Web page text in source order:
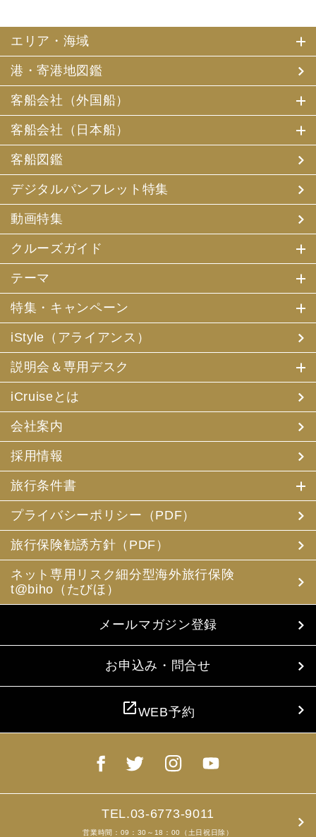
います。）は、お客様がご旅行の申込みの際にお申出いた
だいた個人情報についてお客様との連絡のために利用させ
ていただくほか、お客様がお申込みいただいた旅行におい
て運送・宿泊機関等（主要な運送・宿泊機関等について契
約書面に記載されています）の提供する旅行サービスの手
配及びそれらのサービスの受領のための手続、また旅行代
きます。
その他、当社は、
(1) 当社及び当社の提携する企業の商品やサービス、キャ
ンペーンのご案内
(2) 旅行参加後のご意見やご感想の提供のお願い
(3) アンケートのお願い
(4) 特典サービスの提供
(5) 統計資料の作成
にお客様の個人情報を利用させていただくことがありま
す。
個人情報について、本人確認、本人との連絡その他、採
す。
3. お客様個人情報の第三者への提供
(1) 当社は、お申込みいただいた旅行サービスの手配及び
それらのサービスの受領のための手続に必要な範囲内、ま
保険の手続き上必要な範囲内で、それら運送・宿泊機関、
保険会社等に対し、お客様の氏名、性別、年齢、住所、電
話番号またはメールアドレス、パスポート番号、クレジッ
トカード番号を電磁的方法等で送付することにより提供い
(2) 当社は、旅行先でのお客様のお買い物等の便宜のた
め、当社の保有するお客様の個人データを土産物店に提供
することがあります。この場合、お客様の氏名、パスポー
ト番号及び搭乗される航空便名等に係る個人データを、予
め電磁的方法等で送付することによって提供いたします。
お客様の旅行中の連絡先の方の個人情報をお伺いすること
があります。この個人情報は、お客様に疾病等があった場
合で連絡先の方へ連絡の必要があると当社が認めた場合に
使用させていただきます。お客様は、連絡先の方の個人情
報を当社らに提供することについて連絡先の方の同意を得
るものとします。
4. お客様個人情報の収集・利用について
当社は、お客様の個人情報を収集、利用するにあたり、以
下の取扱いをしておりますことを予めご承知おき願いま
(1) 収集目的、利用範囲をパンフレット、お申込書に明示
(2) お客様の同意がない限り、収集目的以外に使用いたし
し、同意を得ます。
(4) お客様が未成年者の場合、親権者の同意を得ます。
た、お申込のあった旅行の手配及び旅程の管理のために、
以下の当社のグループ企業とお客様情報を共有する場合が
ありますが、厳重に管理・保管いたします。
エリア・海域
港・寄港地図鑑
客船会社（外国船）
客船会社（日本船）
客船図鑑
デジタルパンフレット特集
動画特集
クルーズガイド
テーマ
特集・キャンペーン
iStyle（アライアンス）
説明会＆専用デスク
iCruiseとは
会社案内
採用情報
旅行条件書
プライバシーポリシー（PDF）
旅行保険勧誘方針（PDF）
ネット専用リスク細分型海外旅行保険
t@biho（たびほ）
メールマガジン登録
お申込み・問合せ
open_in_newWEB予約
TEL.03-6773-9011
営業時間：09：30～18：00（土日祝日除）